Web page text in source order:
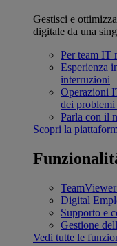
Gestisci e
digitale da una
Per team IT
Esperienza
interruzioni
Operazioni
dei problemi
Parla con il
Scopri la
Digital
Supporto e
Gestione
Vedi tutte le